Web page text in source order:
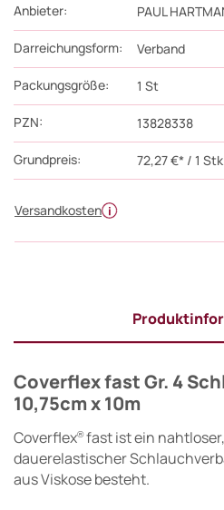
Versandkosten
Anbieter: PAUL
Darreichungsform: Verband
Packungsgröße: 1 St
PZN: 13828338
Grundpreis: 72,27 €* / 1 Stk
Coverflex fast Gr. 4
10,75cm x 10m
Coverflex®fast ist ein
dauerelastischer
aus Viskose besteht.